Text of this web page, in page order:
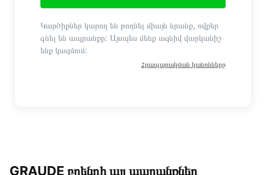
Կարծիքներ կարող են թողնել միայն նրանք, ովքեր
գնել են ապրանքը: Այսպես մենք ազնիվ վարկանիշ
ենք կազմում:
Հրապարակման կանոնները
GRAUDE բրենդի այլ ապրանքներ